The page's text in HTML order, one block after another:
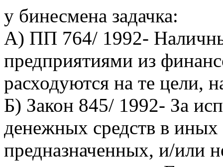
у бинесмена задачка:
А) ПП 764/ 1992-
предприятиями из
расходуются на те цели,
Б) Закон 845/ 1992- За
денежных средств в
предназначенных, и/или